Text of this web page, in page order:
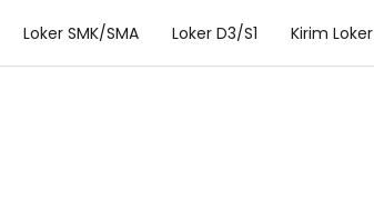
Loker SMK/SMA Loker D3/S1 Kirim Loker